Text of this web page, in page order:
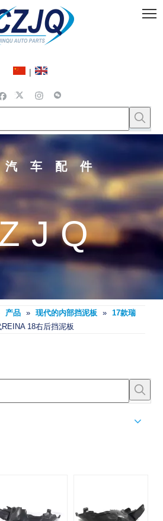
|
汽车配件
产品 » 现代的内部挡泥板 » 17款瑞
18右后挡泥板